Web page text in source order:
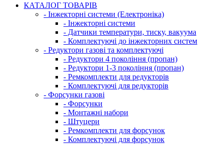
КАТАЛОГ ТОВАРІВ
- Інжекторні системи (Електроніка)
- Інжекторні системи
- Датчики температури, тиску, вакуума
- Комплектуючі до інжекторних систем
- Редуктори газові та комплектуючі
- Редуктори 4 покоління (пропан)
- Редуктори 1-3 покоління (пропан)
- Ремкомплекти для редукторів
- Комплектуючі для редукторів
- Форсунки газові
- Форсунки
- Монтажні набори
- Штуцери
- Ремкомплекти для форсунок
- Комплектуючі для форсунок